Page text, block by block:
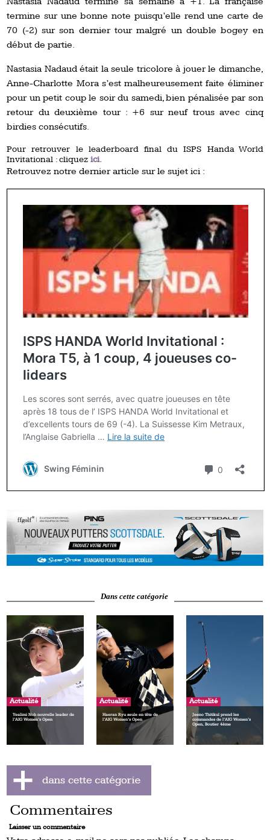
termine sur une bonne note puisqu’elle rend une carte de
70 (-2) sur son dernier tour malgré un double bogey en
début de partie.
Nastasia Nadaud était la seule tricolore à jouer le dimanche,
Anne-Charlotte Mora s’est malheureusement faite éliminer
pour un petit coup le soir du samedi, bien pénalisée par son
retour du deuxième tour : +6 sur neuf trous avec cinq
birdies consécutifs.
Pour retrouver le leaderboard final du ISPS Handa World
Invitational : cliquezici.
Retrouvez notre dernier article sur le sujet ici :
Dans cette catégorie
Actualité
Yealimi Noh nouvelle leader de
l’AIG Women’s Open
Actualité
Haeran Ryu seule en tête de
l’AIG Women’s Open
Actualité
Jeeno Thitikul prend les
commandes de l’AIG Women’s
Open, Boutier 4ème
Commentaires
Laisser un commentaire